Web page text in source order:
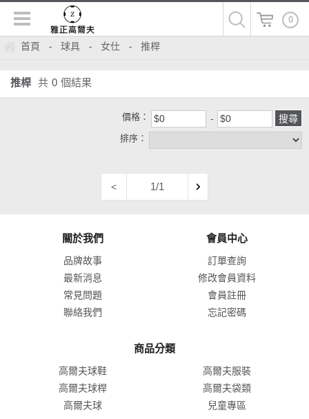
0
首頁 - 球具 - 女仕 - 推桿
推桿 共 0 個結果
價格：
排序：
< 1/1
關於我們
品牌故事
最新消息
常見問題
聯絡我們
會員中心
訂單查詢
修改會員資料
會員註冊
忘記密碼
商品分類
高爾夫球鞋
高爾夫服裝
高爾夫球桿
高爾夫袋類
高爾夫球
兒童專區